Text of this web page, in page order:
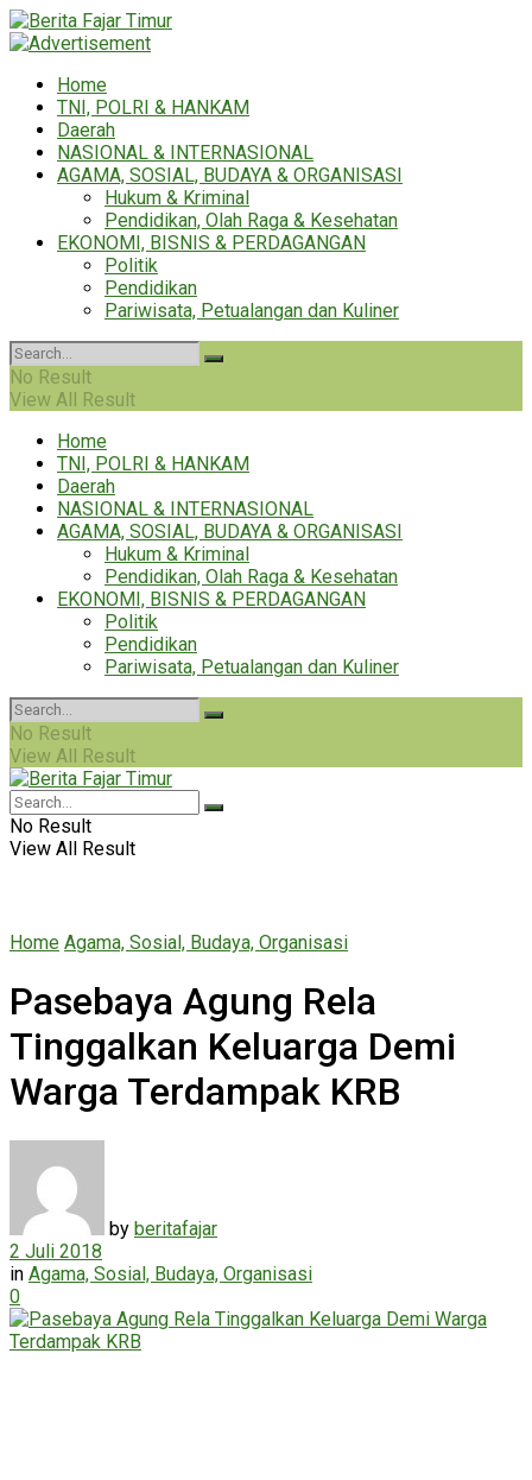
Home
TNI, POLRI & HANKAM
Daerah
NASIONAL & INTERNASIONAL
AGAMA, SOSIAL, BUDAYA & ORGANISASI
Hukum & Kriminal
Pendidikan, Olah Raga & Kesehatan
EKONOMI, BISNIS & PERDAGANGAN
Politik
Pendidikan
Pariwisata, Petualangan dan Kuliner
No Result
View All Result
Home
TNI, POLRI & HANKAM
Daerah
NASIONAL & INTERNASIONAL
AGAMA, SOSIAL, BUDAYA & ORGANISASI
Hukum & Kriminal
Pendidikan, Olah Raga & Kesehatan
EKONOMI, BISNIS & PERDAGANGAN
Politik
Pendidikan
Pariwisata, Petualangan dan Kuliner
No Result
View All Result
No Result
View All Result
Home Agama, Sosial, Budaya, Organisasi
Pasebaya Agung Rela
Tinggalkan Keluarga Demi
Warga Terdampak KRB
by beritafajar
2 Juli 2018
in Agama, Sosial, Budaya, Organisasi
0